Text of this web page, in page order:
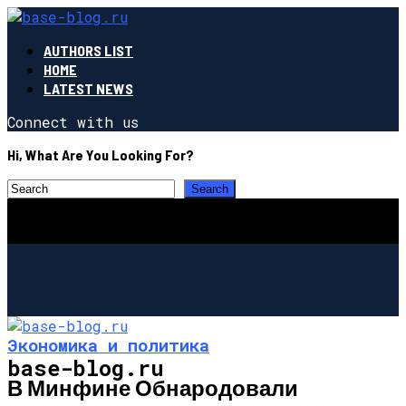
AUTHORS LIST
HOME
LATEST NEWS
Connect with us
Hi, What Are You Looking For?
base-blog.ru
Экономика и политика
В Минфине Обнародовали